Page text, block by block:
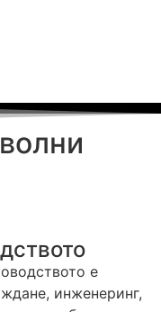
е
инженеринг,